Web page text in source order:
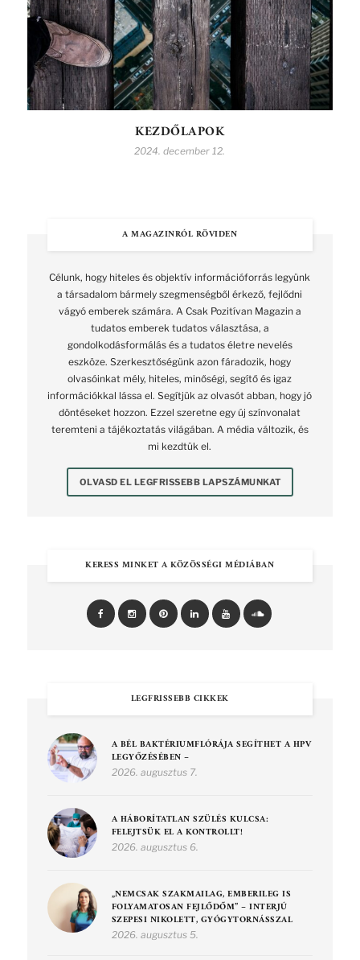
KEZDŐLAPOK
2024. december 12.
A MAGAZINRÓL RÖVIDEN
Célunk, hogy hiteles és objektív információforrás legyünk
a társadalom bármely szegmenségből érkező, fejlődni
vágyó emberek számára. A Csak Pozitívan Magazin a
tudatos emberek tudatos választása, a
gondolkodásformálás és a tudatos életre nevelés
eszköze. Szerkesztőségünk azon fáradozik, hogy
olvasóinkat mély, hiteles, minőségi, segítő és igaz
információkkal lássa el. Segítjük az olvasót abban, hogy jó
döntéseket hozzon. Ezzel szeretne egy új színvonalat
teremteni a tájékoztatás világában. A média változik, és
mi kezdtük el.
OLVASD EL LEGFRISSEBB LAPSZÁMUNKAT
KERESS MINKET A KÖZÖSSÉGI MÉDIÁBAN
LEGFRISSEBB CIKKEK
A BÉL BAKTÉRIUMFLÓRÁJA SEGÍTHET A HPV
LEGYŐZÉSÉBEN –
2026. augusztus 7.
A HÁBORÍTATLAN SZÜLÉS KULCSA:
FELEJTSÜK EL A KONTROLLT!
2026. augusztus 6.
„NEMCSAK SZAKMAILAG, EMBERILEG IS
FOLYAMATOSAN FEJLŐDŐM” – INTERJÚ
SZEPESI NIKOLETT, GYÓGYTORNÁSSZAL
2026. augusztus 5.